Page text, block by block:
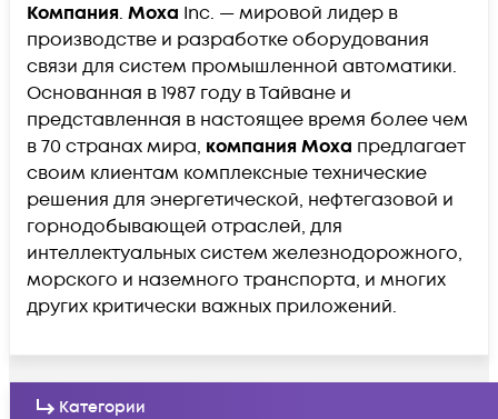
Компания. Moxa Inc. — мировой лидер в
производстве и разработке оборудования
связи для систем промышленной автоматики.
Основанная в 1987 году в Тайване и
представленная в настоящее время более чем
в 70 странах мира, компанияMoxa предлагает
своим клиентам комплексные технические
решения для энергетической, нефтегазовой и
горнодобывающей отраслей, для
интеллектуальных систем железнодорожного,
морского и наземного транспорта, и многих
других критически важных приложений.
Категории